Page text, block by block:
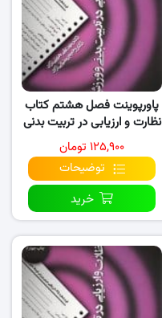
پاورپوینت فصل هشتم کتاب
نظارت و ارزیابی در تربیت بدنی
و ورزش
۱۲۵,۹۰۰ تومان
توضیحات
خرید